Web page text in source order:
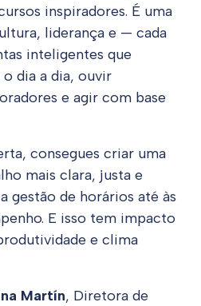
inspiradores. É uma
liderança e — cada
inteligentes que
dia a dia, ouvir
e agir com base
consegues criar uma
mais clara, justa e
gestão de horários até às
E isso tem impacto
e clima
Martín, Diretora de